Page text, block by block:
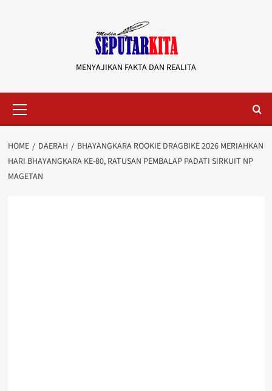
MENYAJIKAN FAKTA DAN REALITA
Menu
HOME DAERAH
BHAYANGKARA ROOKIE DRAGBIKE 2026 MERIAHKAN
HARI BHAYANGKARA KE-80, RATUSAN PEMBALAP PADATI SIRKUIT NP
MAGETAN